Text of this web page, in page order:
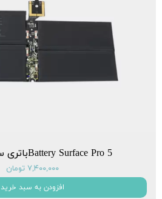
Battery Surface Pro 5باتری سرفیس پرو5
۷,۴۰۰,۰۰۰ تومان
افزودن به سبد خرید